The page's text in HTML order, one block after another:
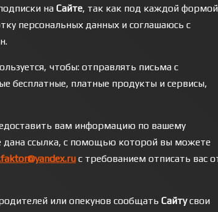
на Сайте, так как под каждой формой
персональных данных и соглашаюсь с
чтобы: отправлять письма с
бесплатные, платные продукты и сервисы,
вам информацию по вашему
дана ссылка, с помощью которой вы можете
с требованием отписать вас
или опекунов сообщать Сайтусвои